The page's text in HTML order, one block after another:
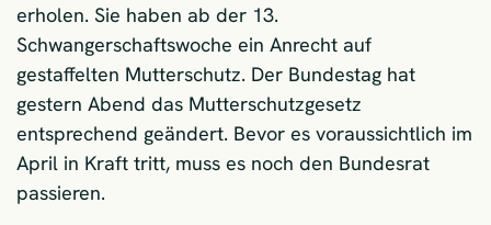
erholen. Sie haben ab der 13.
Schwangerschaftswoche ein Anrecht auf
gestaffelten Mutterschutz. Der Bundestag hat
gestern Abend das Mutterschutzgesetz
entsprechend geändert. Bevor es voraussichtlich im
April in Kraft tritt, muss es noch den Bundesrat
passieren.